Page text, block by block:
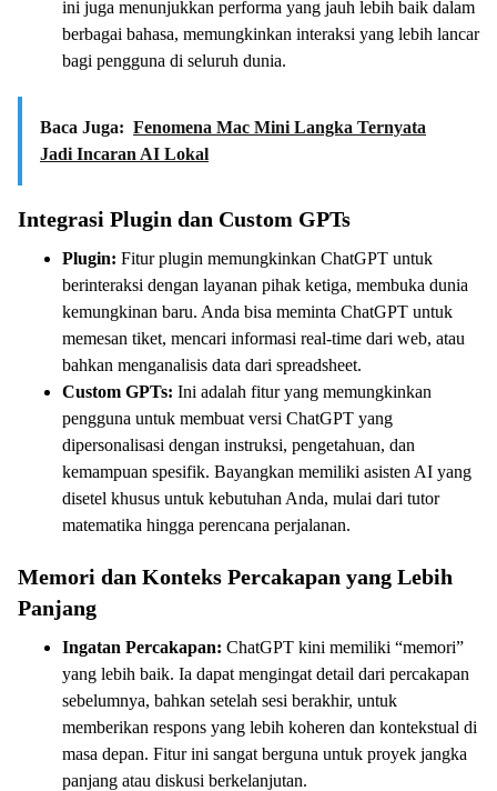
ini juga menunjukkan performa yang jauh lebih baik dalam
berbagai bahasa, memungkinkan interaksi yang lebih lancar
bagi pengguna di seluruh dunia.
Baca Juga: Fenomena Mac Mini Langka Ternyata
Jadi Incaran AI Lokal
Integrasi Plugin dan Custom GPTs
Plugin: Fitur plugin memungkinkan ChatGPT untuk
berinteraksi dengan layanan pihak ketiga, membuka dunia
kemungkinan baru. Anda bisa meminta ChatGPT untuk
memesan tiket, mencari informasi real-time dari web, atau
bahkan menganalisis data dari spreadsheet.
Custom GPTs: Ini adalah fitur yang memungkinkan
pengguna untuk membuat versi ChatGPT yang
dipersonalisasi dengan instruksi, pengetahuan, dan
kemampuan spesifik. Bayangkan memiliki asisten AI yang
disetel khusus untuk kebutuhan Anda, mulai dari tutor
matematika hingga perencana perjalanan.
Memori dan Konteks Percakapan yang Lebih
Panjang
Ingatan Percakapan: ChatGPT kini memiliki “memori”
yang lebih baik. Ia dapat mengingat detail dari percakapan
sebelumnya, bahkan setelah sesi berakhir, untuk
memberikan respons yang lebih koheren dan kontekstual di
masa depan. Fitur ini sangat berguna untuk proyek jangka
panjang atau diskusi berkelanjutan.